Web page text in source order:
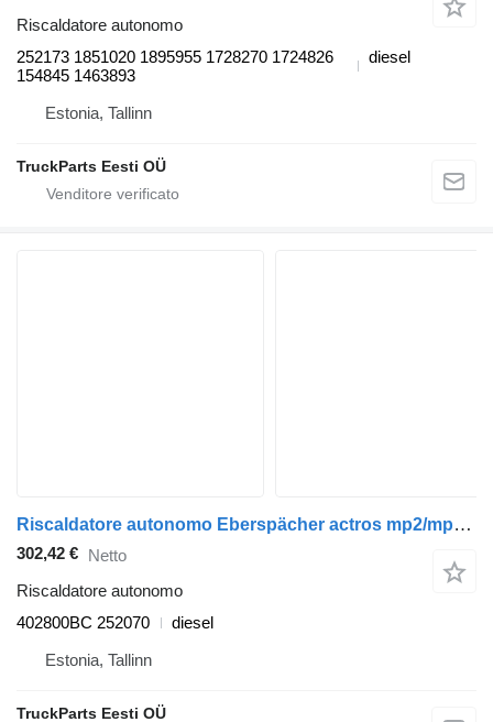
Riscaldatore autonomo
252173 1851020 1895955 1728270 1724826
154845 1463893
diesel
Estonia, Tallinn
TruckParts Eesti OÜ
Riscaldatore autonomo Eberspächer actros mp2/mp3 1844 (01.02-) 402800BC per trattore stradale Mercedes-Benz Actros, Axor MP1, MP2, MP3 (1996-2014)
302,42 € Netto
Riscaldatore autonomo
402800BC 252070
diesel
Estonia, Tallinn
TruckParts Eesti OÜ